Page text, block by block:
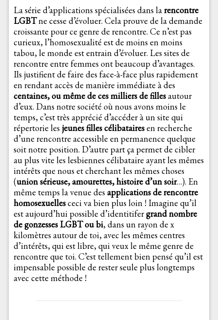
La série d’applications spécialisées dans larencontre
LGBTne cesse d’évoluer. Cela prouve de la demande
croissante pour ce genre de rencontre. Ce n’est pas
curieux, l’homosexualité est de moins en moins
tabou, le monde est entrain d’évoluer. Les sites de
rencontre entre femmes ont beaucoup d’avantages.
Ils justifient de faire des face-à-face plus rapidement
en rendant accès de manière immédiate à des
centaines, ou même de ces milliers de fillesautour
d’eux. Dans notre société où nous avons moins le
temps, c’est très apprécié d’accéder à un site qui
répertorie les jeunes filles célibatairesen recherche
d’une rencontre accessible en permanence quelque
soit notre position. D’autre part ça permet de cibler
au plus vite les lesbiennes célibataire ayant les mêmes
intérêts que nous et cherchant les mêmes choses
(union sérieuse, amourettes, histoire d’un soir…). En
même temps la venue des applications de rencontre
homosexuellesceci va bien plus loin ! Imagine qu’il
est aujourd’hui possible d’identitifergrand nombre
de gonzesses LGBT ou bi, dans un rayon de x
kilomètres autour de toi, avec les mêmes centres
d’intérêts, qui est libre, qui veux le même genre de
rencontre que toi. C’est tellement bien pensé qu’il est
impensable possible de rester seule plus longtemps
avec cette méthode !